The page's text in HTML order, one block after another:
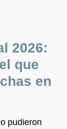
2026:
que
en
pudieron